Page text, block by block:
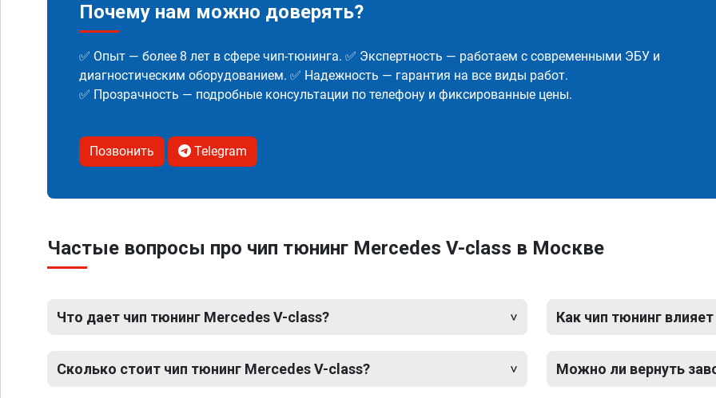
Почему нам можно доверять?
✅ Опыт — более 8 лет в сфере чип-тюнинга. ✅ Экспертность — работаем с современными ЭБУ и
диагностическим оборудованием. ✅ Надежность — гарантия на все виды работ.
✅ Прозрачность — подробные консультации по телефону и фиксированные цены.
Позвонить Telegram
Частые вопросы про чип тюнинг Mercedes V-class в Москве
Что дает чип тюнинг Mercedes V-class?
Сколько стоит чип тюнинг Mercedes V-class?
Как чип тюнинг
Можно ли вернуть